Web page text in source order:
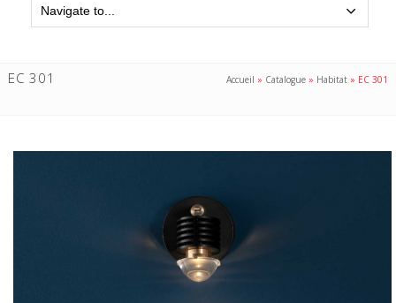
EC 301 Accueil » Catalogue » Habitat » EC 301